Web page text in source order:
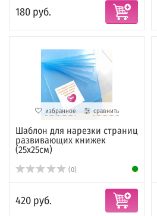
180 руб.
избранное сравнить
Шаблон для нарезки страниц
развивающих книжек
(25х25см)
(0)
420 руб.